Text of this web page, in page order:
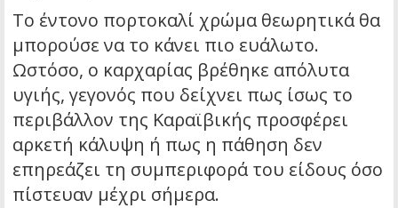
Το έντονο πορτοκαλί χρώμα θεωρητικά θα
μπορούσε να το κάνει πιο ευάλωτο.
Ωστόσο, ο καρχαρίας βρέθηκε απόλυτα
υγιής, γεγονός που δείχνει πως ίσως το
περιβάλλον της Καραϊβικής προσφέρει
αρκετή κάλυψη ή πως η πάθηση δεν
επηρεάζει τη συμπεριφορά του είδους όσο
πίστευαν μέχρι σήμερα.